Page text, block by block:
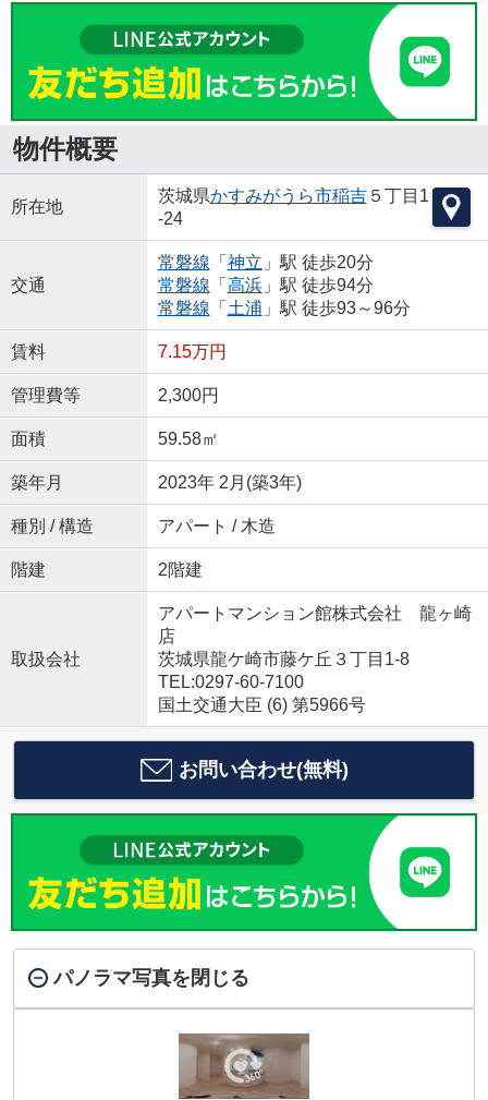
物件概要
所在地
茨城県かすみがうら市稲吉５丁目1
-24
交通
常磐線 「 神立 」駅 徒歩20分
常磐線 「 高浜」駅 徒歩94分
常磐線 「 土浦 」駅 徒歩93～96分
賃料 7.15万円
管理費等 2,300円
面積 59.58㎡
築年月 2023年 2月(築3年)
種別 / 構造 アパート / 木造
階建 2階建
取扱会社
アパートマンション館株式会社 龍ヶ崎
店
茨城県龍ケ崎市藤ケ丘３丁目1-8
TEL:0297-60-7100
国土交通大臣 (6) 第5966号
お問い合わせ(無料)
パノラマ写真を閉じる